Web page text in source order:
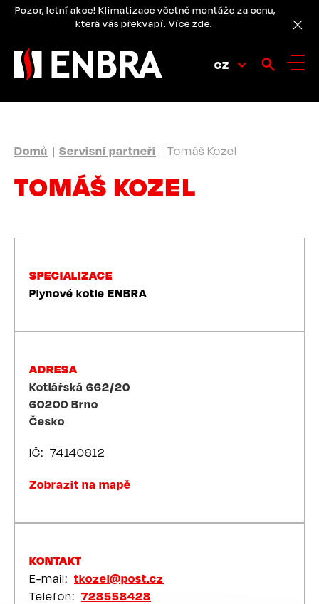
PřejítPozor, letní akce! Klimatizace včetně montáže za cenu,
která vás překvapí. Více zde.
CZ
DROBEČKOVÁ
NAVIGACE
Domů Servisní partneři Tomáš Kozel
TOMÁŠ KOZEL
SPECIALIZACE
Plynové kotle ENBRA
ADRESA
Kotlářská 662/20
60200 Brno
Česko
IČ 74140612
Zobrazit na mapě
KONTAKT
E-mail
tkozel@post.cz
Telefon
728558428